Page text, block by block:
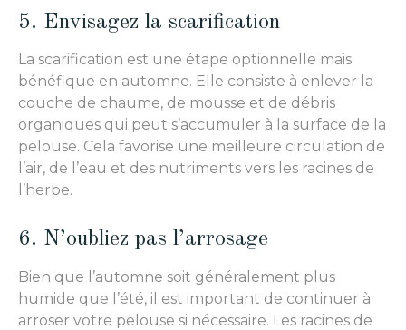
5. Envisagez la scarification
La scarification est une étape optionnelle mais
bénéfique en automne. Elle consiste à enlever la
couche de chaume, de mousse et de débris
organiques qui peut s’accumuler à la surface de la
pelouse. Cela favorise une meilleure circulation de
l’air, de l’eau et des nutriments vers les racines de
l’herbe.
6. N’oubliez pas l’arrosage
Bien que l’automne soit généralement plus
humide que l’été, il est important de continuer à
arroser votre pelouse si nécessaire. Les racines de